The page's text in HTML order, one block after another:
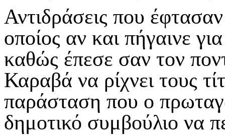
Αντιδράσεις που
οποίος αν και πήγαινε
καθώς έπεσε σαν τον
Καραβά να ρίχνει τους
παράσταση που ο
δημοτικό συμβούλιο να